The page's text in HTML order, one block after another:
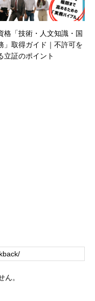
格「技術・人文知識・国
」取得ガイド｜不許可を
立証のポイント
ん。